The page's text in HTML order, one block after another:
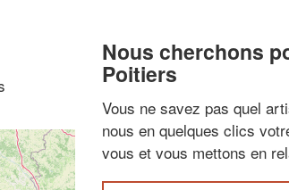
Nous cherchons
Poitiers
Vous ne savez pas quel
nous en quelques clics
vous et vous mettons en